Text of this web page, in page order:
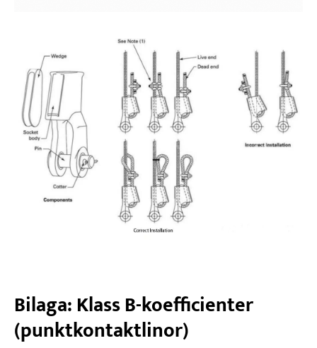
Bilaga: Klass B-koefficienter
(punktkontaktlinor)